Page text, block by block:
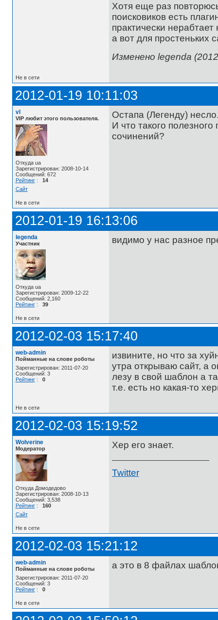
Хотя еще раз
поисковиков есть
практически
а вот для простеньких
Изменено legenda
Не в сети
2012-01-19 10:11:03
vl
VIP любит этого пользователя.
Откуда ua
Зарегистрирован: 2008-10-14
Сообщений: 672
Рейтинг: 14
Сайт
Остапа (Легенду)
И что такого
сочинений?
Не в сети
2012-01-19 16:13:06
legenda
Участник
Откуда ua
Зарегистрирован: 2009-12-22
Сообщений: 2,160
Рейтинг: 39
видимо у нас разное
Не в сети
2012-02-03 15:17:40
web-admin
Пойманные на слове роботы
Зарегистрирован: 2011-07-20
Сообщений: 3
Рейтинг: 0
извините, но что за
утра открываю сайт, а
лезу в свой шаблон а
т.е. есть но какая-то
Не в сети
2012-02-03 15:19:52
Wolverine
Модератор
Откуда Домодедово
Зарегистрирован: 2008-10-13
Сообщений: 3,538
Рейтинг: 160
Сайт
Хер его знает.
Twitter
Не в сети
2012-02-03 15:21:12
web-admin
Пойманные на слове роботы
Зарегистрирован: 2011-07-20
Сообщений: 3
Рейтинг: 0
а это в 8 файлах
Не в сети